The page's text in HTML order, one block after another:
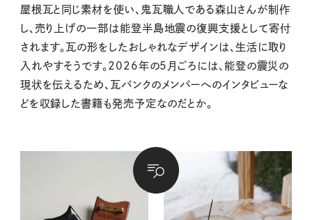
屋根瓦と同じ素材を使い、鬼瓦職人である森山さんが制作
し、売り上げの一部は能登半島地震の復興支援として寄付
されます。瓦の形をしたおしゃれなデザインは、生活に取り
入れやすそうです。2026年の5月ごろには、能登の震災の
現状を伝えるため、瓦バンクのメンバーへのインタビューな
どを収録した書籍も発売予定なのだとか。